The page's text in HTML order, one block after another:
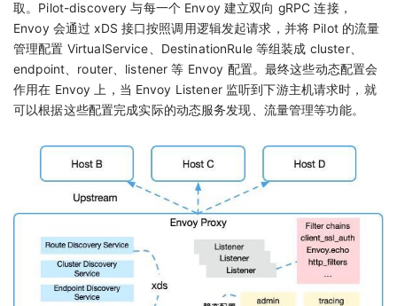
取。Pilot-discovery 与每一个 Envoy 建立双向 gRPC 连接，
Envoy 会通过 xDS 接口按照调用逻辑发起请求，并将 Pilot 的流量
管理配置 VirtualService、DestinationRule 等组装成 cluster、
endpoint、router、listener 等 Envoy 配置。最终这些动态配置会
作用在 Envoy 上，当 Envoy Listener 监听到下游主机请求时，就
可以根据这些配置完成实际的动态服务发现、流量管理等功能。